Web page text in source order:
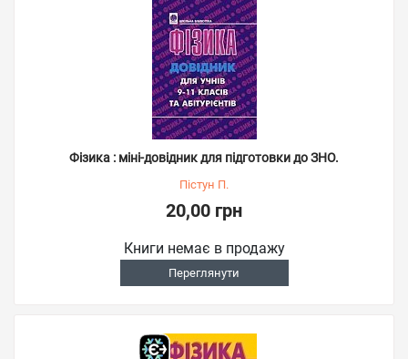
Фізика : міні-довідник для підготовки до ЗНО.
Пістун П.
20,00 грн
Книги немає в продажу
Переглянути